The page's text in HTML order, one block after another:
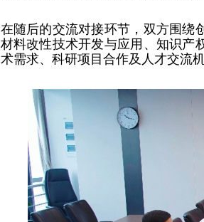
在随后的交流对接环节，双方围绕
材料改性技术开发与应用、知识产
术需求、科研项目合作及人才交流